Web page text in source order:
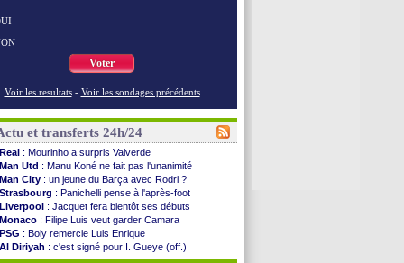
Voter
Voir les resultats - Voir les sondages précédents
et transferts 24h/24
Real : Mourinho a surpris Valverde
Man Utd : Manu Koné ne fait pas l'unanimité
Man City : un jeune du Barça avec Rodri ?
Strasbourg : Panichelli pense à l'après-foot
Liverpool : Jacquet fera bientôt ses débuts
Monaco : Filipe Luis veut garder Camara
PSG : Boly remercie Luis Enrique
Al Diriyah : c'est signé pour I. Gueye (off.)
Barça: Rodri, c'est quasiment bouclé